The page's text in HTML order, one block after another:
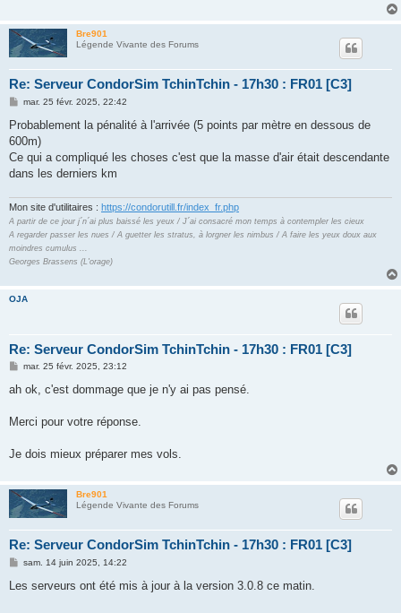
Bre901
Légende Vivante des Forums
Re: Serveur CondorSim TchinTchin - 17h30 : FR01 [C3]
M
s
a
g
mar. 25 févr. 2025, 22:42
Probablement la pénalité à l'arrivée (5 points par mètre en dessous de
600m)
Ce qui a compliqué les choses c'est que la masse d'air était descendante
dans les derniers km
Mon site d'utilitaires : https://condorutill.fr/index_fr.php
A partir de ce jour j´n´ai plus baissé les yeux / J´ai consacré mon temps à contempler les cieux
A regarder passer les nues / A guetter les stratus, à lorgner les nimbus / A faire les yeux doux aux
moindres cumulus ...
Georges Brassens (L'orage)
OJA
Re: Serveur CondorSim TchinTchin - 17h30 : FR01 [C3]
M
s
g
mar. 25 févr. 2025, 23:12
ah ok, c'est dommage que je n'y ai pas pensé.
Merci pour votre réponse.
Je dois mieux préparer mes vols.
Bre901
Légende Vivante des Forums
Re: Serveur CondorSim TchinTchin - 17h30 : FR01 [C3]
M
s
sam. 14 juin 2025, 14:22
Les serveurs ont été mis à jour à la version 3.0.8 ce matin.